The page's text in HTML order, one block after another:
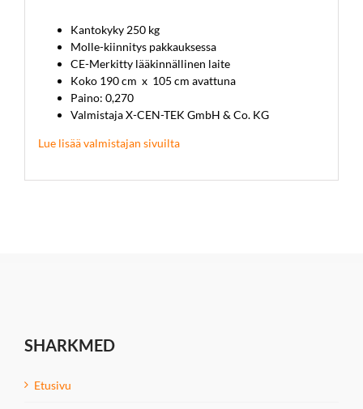
Kantokyky 250 kg
Molle-kiinnitys pakkauksessa
CE-Merkitty lääkinnällinen laite
Koko 190 cm x 105 cm avattuna
Paino: 0,270
Valmistaja X-CEN-TEK GmbH & Co. KG
Lue lisää valmistajan sivuilta
SHARKMED
Etusivu